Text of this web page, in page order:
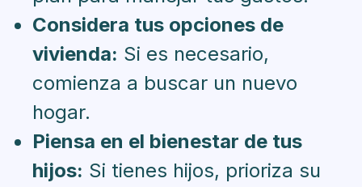
Considera tus opciones de
vivienda: Si es necesario,
comienza a buscar un nuevo
hogar.
Piensa en el bienestar de tus
hijos: Si tienes hijos, prioriza su